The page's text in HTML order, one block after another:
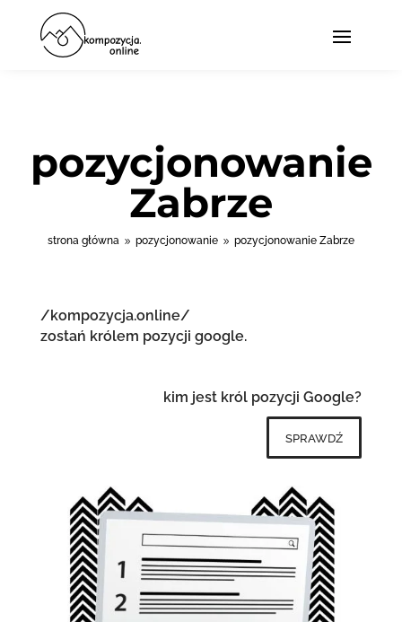
pozycjonowanie
Zabrze
strona główna 9 pozycjonowanie 9 pozycjonowanie Zabrze
/kompozycja.online/
zostań królem pozycji google.
kim jest król pozycji Google?
sprawdź